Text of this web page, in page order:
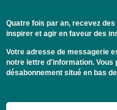
Quatre fois par an, recevez
inspirer et agir en faveur des
Votre adresse de messagerie
notre lettre d'information. Vous
désabonnement situé en bas
Email